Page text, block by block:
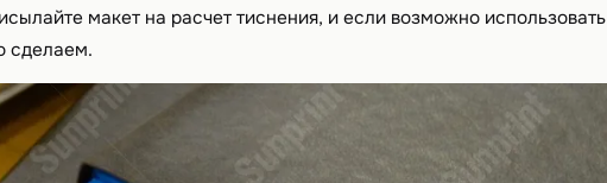
макет на расчет тиснения, и если возможно использовать
сделаем.